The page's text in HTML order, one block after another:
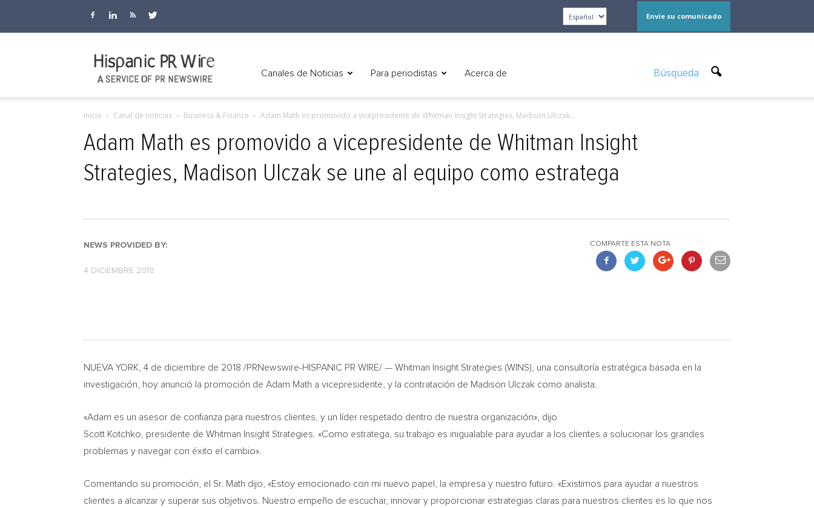
Envíe su comunicado
Canales de Noticias Para periodistas Acerca de Búsqueda
Inicio Canal de noticias Business & Finance Adam Math es promovido a vicepresidente de Whitman Insight Strategies, Madison Ulczak...
Adam Math es promovido a vicepresidente de Whitman Insight
Strategies, Madison Ulczak se une al equipo como estratega
NEWS PROVIDED BY:
4 DICIEMBRE 2018
COMPARTE ESTA NOTA
NUEVA YORK , 4 de diciembre de 2018 /PRNewswire-HISPANIC PR WIRE/ — Whitman Insight Strategies (WINS), una consultoría estratégica basada en la
investigación, hoy anunció la promoción de Adam Math a vicepresidente, y la contratación de Madison Ulczak como analista.
«Adam es un asesor de confianza para nuestros clientes, y un líder respetado dentro de nuestra organización», dijo
Scott Kotchko , presidente de Whitman Insight Strategies. «Como estratega, su trabajo es inigualable para ayudar a los clientes a solucionar los grandes
problemas y navegar con éxito el cambio».
Comentando su promoción, el Sr. Math dijo, «Estoy emocionado con mi nuevo papel, la empresa y nuestro futuro. «Existimos para ayudar a nuestros
clientes a alcanzar y superar sus objetivos.
Nuestro empeño de escuchar, innovar y proporcionar estrategias claras para nuestros clientes es lo que nos